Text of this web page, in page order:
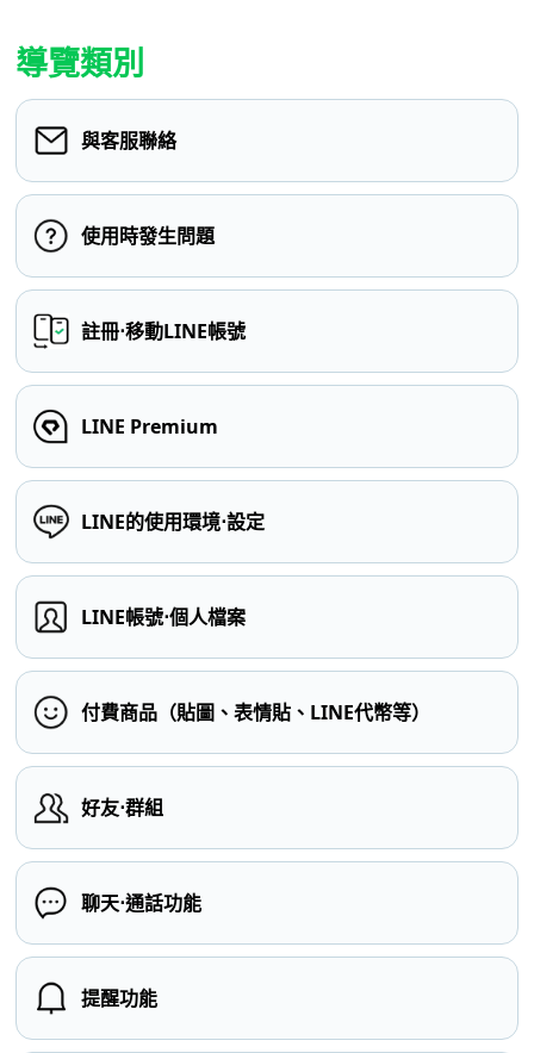
導覽類別
與客服聯絡
使用時發生問題
註冊⋅移動LINE帳號
LINE Premium
LINE的使用環境⋅設定
LINE帳號⋅個人檔案
付費商品（貼圖、表情貼、LINE代幣等）
好友⋅群組
聊天⋅通話功能
提醒功能